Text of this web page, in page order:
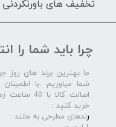
تخفیف های باورنکردنی
چرا باید شما را
ما بهترین برند های روز
شما میاوریم .با
اصالت کالا
خرید کنید :
رندهای مطرحی به مانند :